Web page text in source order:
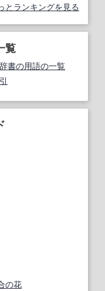
とランキングを見る
覧
書の用語の一覧
の花